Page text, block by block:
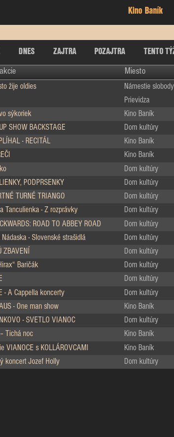
Kino Baník
DNES ZAJTRA POZAJTRA TENTO
Miesto
žije oldies
Námestie slobody
Prievidza
sýkoriek Kino Baník
SHOW BACKSTAGE Dom kultúry
- RECITÁL Kino Baník
Kino Baník
Dom kultúry
PODPRSENKY Dom kultúry
TURNÉ TRIANGO Dom kultúry
Tanculienka - Z rozprávky Dom kultúry
ROAD TO ABBEY ROAD Dom kultúry
Nádaska - Slovenské strašidlá Dom kultúry
ZBAVENÍ Dom kultúry
Baričák Dom kultúry
Dom kultúry
- A Cappella koncerty Dom kultúry
- One man show Kino Baník
- SVETLO VIANOC Dom kultúry
Tichá noc Kino Baník
VIANOCE s KOLLÁROVCAMI Kino Baník
koncert Jozef Holly Dom kultúry